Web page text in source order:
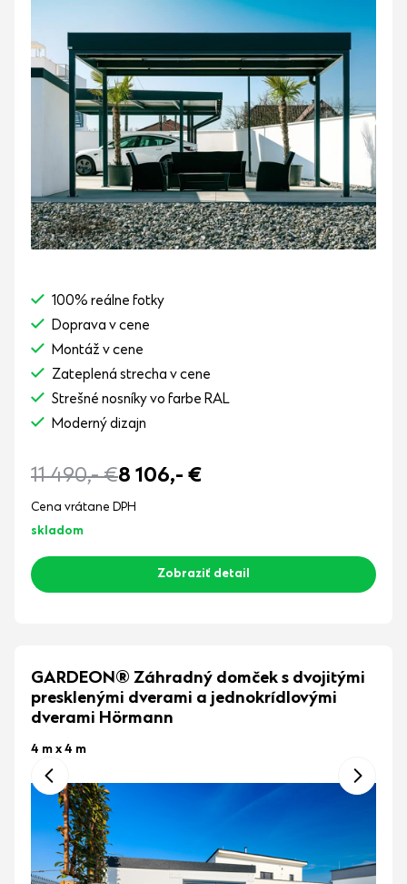
100% reálne fotky
Doprava v cene
Montáž v cene
Zateplená strecha v cene
Strešné nosníky vo farbe RAL
Moderný dizajn
11 490,-€8 106,- €
Cena vrátane DPH
skladom
Zobraziť detail
GARDEON® Záhradný domček s dvojitými
presklenými dverami a jednokrídlovými
dverami Hörmann
4 m x 4 m